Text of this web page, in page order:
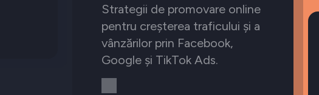
Strategii de promovare online
pentru creșterea traficului și a
vânzărilor prin Facebook,
Google și TikTok Ads.